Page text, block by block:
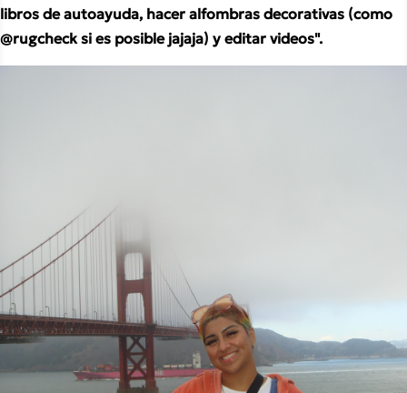
libros de autoayuda, hacer alfombras decorativas (como
@rugcheck si es posible jajaja) y editar videos".